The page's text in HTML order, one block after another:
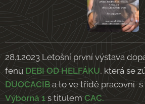
28.1.2023 Letošní první výstava
fenu DEBI OD HELFÁKU, která se
DUOCACIB a to ve třídě pracovní
Výborná 1 s titulem CAC.